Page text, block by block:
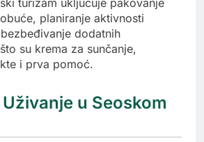
turizam uključuje pakovanje
planiranje aktivnosti
dodatnih
su krema za sunčanje,
i prva pomoć.
u Seoskom